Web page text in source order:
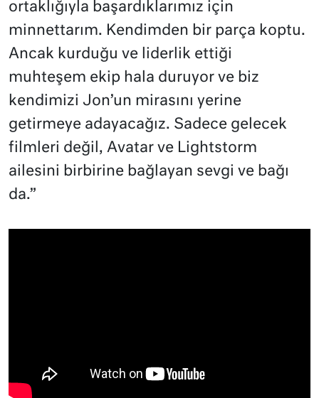
ortaklığıyla başardıklarımız için
minnettarım. Kendimden bir parça koptu.
Ancak kurduğu ve liderlik ettiği
muhteşem ekip hala duruyor ve biz
kendimizi Jon’un mirasını yerine
getirmeye adayacağız. Sadece gelecek
filmleri değil, Avatar ve Lightstorm
ailesini birbirine bağlayan sevgi ve bağı
da.”